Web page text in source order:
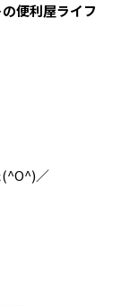
便利屋ライフ
(^O^)／
ー